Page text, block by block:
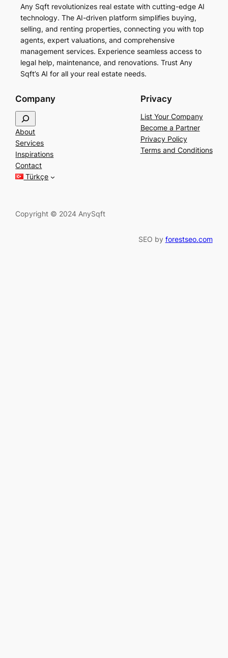
Any Sqft revolutionizes real estate with cutting-edge AI
technology. The AI-driven platform simplifies buying,
selling, and renting properties, connecting you with top
agents, expert valuations, and comprehensive
management services. Experience seamless access to
legal help, maintenance, and renovations. Trust Any
Sqft’s AI for all your real estate needs.
Company
e
a
r
c
h
About
Services
Inspirations
Contact
Türkçe
Privacy
List Your Company
Become a Partner
Privacy Policy
Terms and Conditions
Copyright © 2024 AnySqft
SEO by forestseo.com